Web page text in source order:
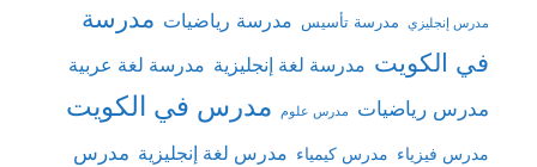
مدرس إنجليزي مدرسة تأسيس مدرسة رياضيات مدرسة
في الكويت مدرسة لغة إنجليزية مدرسة لغة عربية
مدرس رياضيات مدرس علوم مدرس في الكويت
مدرس فيزياء مدرس كيمياء مدرس لغة إنجليزية مدرس